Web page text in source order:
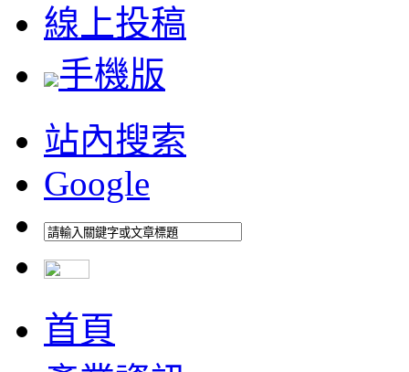
線上投稿
手機版
站內搜索
Google
首頁